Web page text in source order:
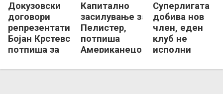
Докузовски
договори
репрезентативец,
Бојан Крстевски
потпиша за
Капитално
засилување за
Пелистер,
потпиша
Американецот
Суперлигата
добива нов
член, еден
клуб не
исполни
КФМ!